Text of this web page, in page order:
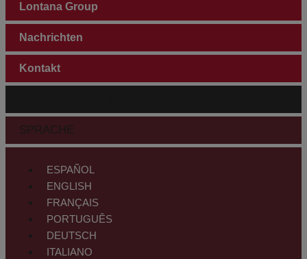
Lontana Group
Nachrichten
Kontakt
SPRACHE
ESPAÑOL
ENGLISH
FRANÇAIS
PORTUGUÊS
DEUTSCH
ITALIANO